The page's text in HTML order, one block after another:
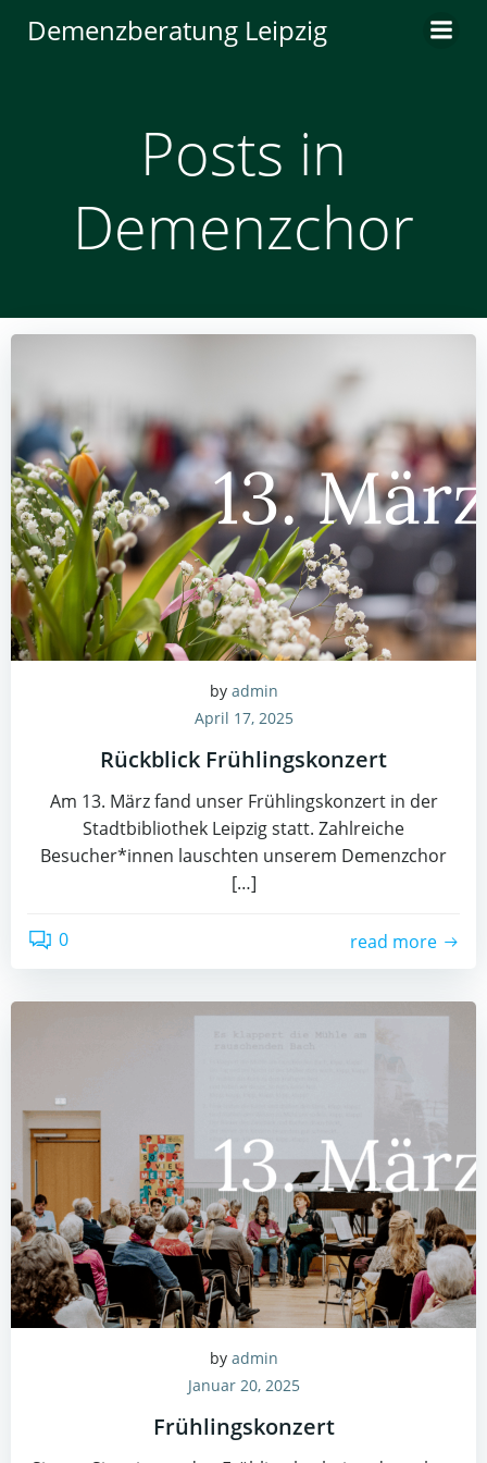
Inhalt
Demenzberatung Leipzig
Posts in
Demenzchor
by admin
April 17, 2025
Rückblick Frühlingskonzert
Am 13. März fand unser Frühlingskonzert in der
Stadtbibliothek Leipzig statt. Zahlreiche
Besucher*innen lauschten unserem Demenzchor
[…]
0 read more
by admin
Januar 20, 2025
Frühlingskonzert